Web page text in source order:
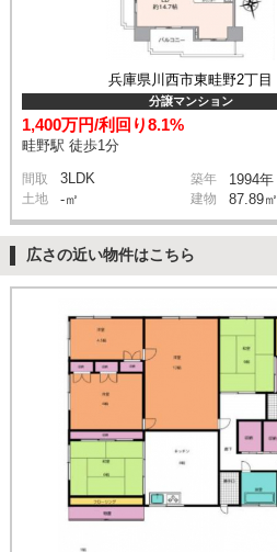
兵庫県川西市東畦野2丁目
分譲マンション
1,400万円/利回り8.1%
畦野駅 徒歩1分
間取 3LDK 築年 1994年
土地 -㎡ 建物 87.89㎡
広さの近い物件はこちら